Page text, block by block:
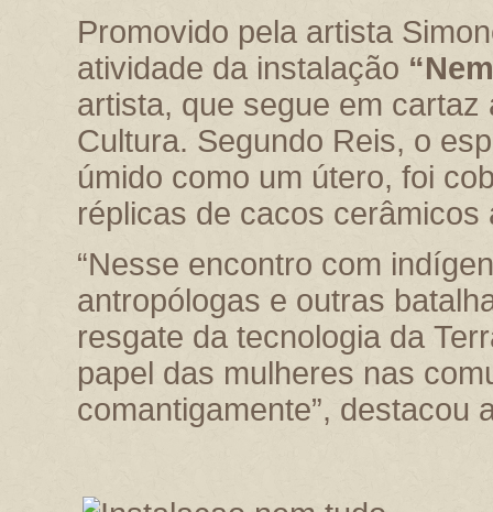
Promovido pela artista
atividade da instalação
artista, que segue em
Cultura. Segundo Reis, o
úmido como um útero, foi
réplicas de cacos cerâmicos
“Nesse encontro com
antropólogas e outras
resgate da tecnologia da
papel das mulheres nas
comantigamente”, destacou